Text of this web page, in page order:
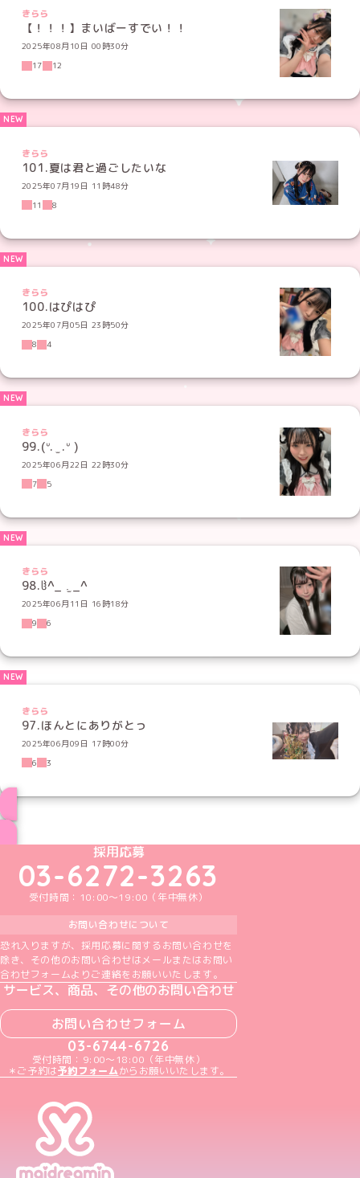
きらら
【！！！】まいばーすでい！！
2025年08月10日 00時30分
17
12
きらら
101.夏は君と過ごしたいな
2025年07月19日 11時48分
11
8
きらら
100.はぴはぴ
2025年07月05日 23時50分
8
4
きらら
99.(ᐡ. ̫ .ᐡ )
2025年06月22日 22時30分
7
5
きらら
98.ჱ̒^_ .̫ _^
2025年06月11日 16時18分
9
6
きらら
97.ほんとにありがとっ
2025年06月09日 17時00分
6
3
めいどりーみんTikTok公式アカウント
めいどりーみんX公式アカウント
めいどりーみんInstagram公式アカウント
めいどりーみんFacebook公式アカウン
めいどりーみんYouTube公式アカ
採用応募
03-6272-3263
受付時間：10:00～19:00（年中無休）
お問い合わせについて
恐れ入りますが、採用応募に関するお問い合わせを
除き、その他のお問い合わせはメールまたはお問い
合わせフォームよりご連絡をお願いいたします。
サービス、商品、その他のお問い合わせ
お問い合わせフォーム
03-6744-6726
受付時間：9:00～18:00（年中無休）
＊ご予約は予約フォームからお願いいたします。